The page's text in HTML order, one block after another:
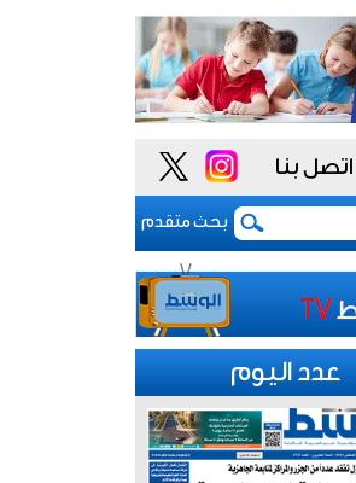
اتصل بنا
بحث متقدم
رفع رسوم تسجيل شركات نظم
عدد اليوم